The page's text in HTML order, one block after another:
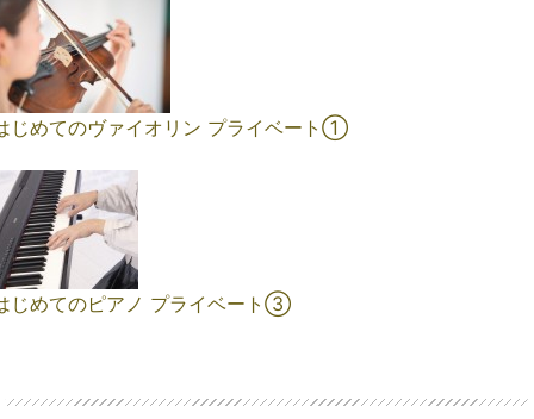
じめてのヴァイオリン プライベート①
じめてのピアノ プライベート➂